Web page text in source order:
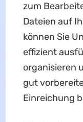
zum
Dateien auf
können Sie
effizient
organisieren
gut
Einreichung